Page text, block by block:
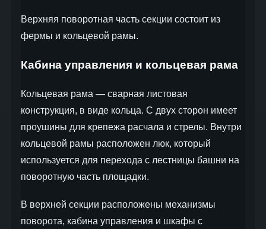
Верхняя поворотная часть секции состоит из
фермы и кольцевой рамы.
Кабина управления и кольцевая рама
Кольцевая рама — сварная листовая
конструкция, в виде кольца. С двух сторон имеет
проушины для крепежа расчала и стрелы. Внутри
кольцевой рамы расположен люк, который
используется для перехода с лестницы башни на
поворотную часть площадки.
В верхней секции расположены механизмы
поворота, кабина управления и шкафы с